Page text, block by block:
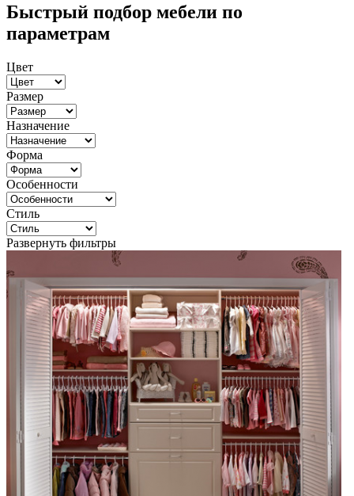
Быстрый подбор мебели по
параметрам
Цвет
Размер
Назначение
Форма
Особенности
Стиль
Развернуть фильтры